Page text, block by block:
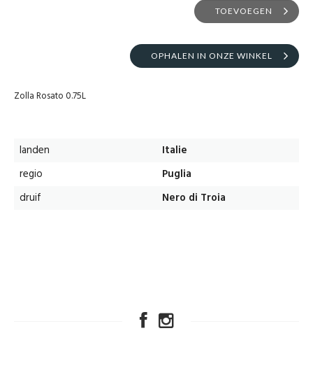
TOEVOEGEN
OPHALEN IN ONZE WINKEL
Zolla Rosato 0.75L
landen
Italie
regio
Puglia
druif
Nero di Troia